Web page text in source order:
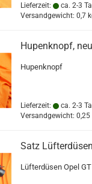
Lieferzeit: ca. 2-3
Versandgewicht: 0,7
Hupenknopf, neu
Hupenknopf
Lieferzeit: ca. 2-3
Versandgewicht: 0,25
Satz
Lüfterdüsen Opel GT